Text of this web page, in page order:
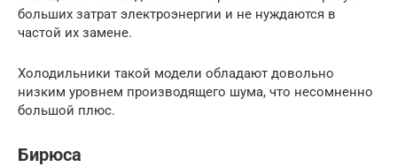
больших затрат электроэнергии и не нуждаются в
частой их замене.
Холодильники такой модели обладают довольно
низким уровнем производящего шума, что несомненно
большой плюс.
Бирюса